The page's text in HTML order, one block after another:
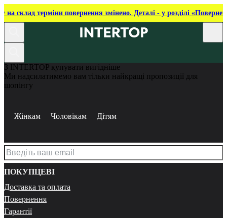
на склад терміни повернення змінено. Деталі - у розділі
З INTERTOP купувати вигідніше
Ми надсилатимемо вам тільки найкращі пропозиції для
шопінгу
Жінкам Чоловікам Дітям
ПОКУПЦЕВІ
Доставка та оплата
Повернення
Гарантії